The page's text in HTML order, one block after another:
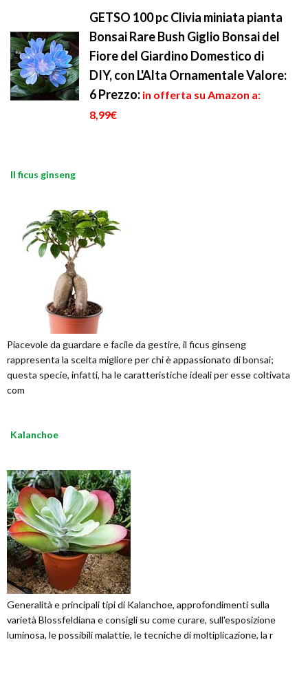
GETSO 100 pc Clivia miniata pianta
Bonsai Rare Bush Giglio Bonsai del
Fiore del Giardino Domestico di
DIY, con L'Alta Ornamentale Valore:
6Prezzo: in offerta su Amazon a:
8,99€
Il ficus ginseng
Piacevole da guardare e facile da gestire, il ficus ginseng
rappresenta la scelta migliore per chi è appassionato di bonsai;
questa specie, infatti, ha le caratteristiche ideali per esse coltivata
com
Kalanchoe
Generalità e principali tipi di Kalanchoe, approfondimenti sulla
varietà Blossfeldiana e consigli su come curare, sull'esposizione
luminosa, le possibili malattie, le tecniche di moltiplicazione, la r